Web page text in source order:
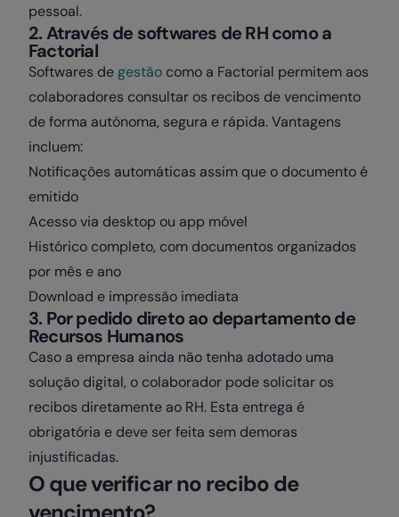
pessoal.
2. Através de softwares de RH como a
Factorial
Softwares de gestão como a Factorial permitem aos
colaboradores consultar os recibos de vencimento
de forma autónoma, segura e rápida. Vantagens
incluem:
Notificações automáticas assim que o documento é
emitido
Acesso via desktop ou app móvel
Histórico completo, com documentos organizados
por mês e ano
Download e impressão imediata
3. Por pedido direto ao departamento de
Recursos Humanos
Caso a empresa ainda não tenha adotado uma
solução digital, o colaborador pode solicitar os
recibos diretamente ao RH. Esta entrega é
obrigatória e deve ser feita sem demoras
injustificadas.
O que verificar no recibo de